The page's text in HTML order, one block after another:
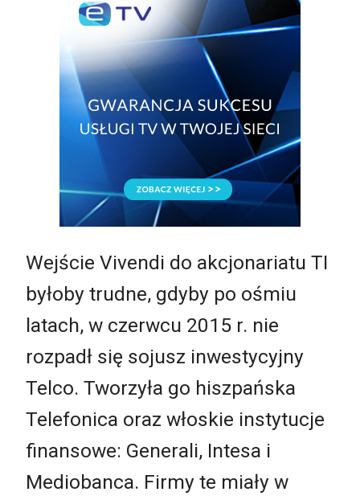
Wejście Vivendi do akcjonariatu TI
byłoby trudne, gdyby po ośmiu
latach, w czerwcu 2015 r. nie
rozpadł się sojusz inwestycyjny
Telco. Tworzyła go hiszpańska
Telefonica oraz włoskie instytucje
finansowe: Generali, Intesa i
Mediobanca. Firmy te miały w